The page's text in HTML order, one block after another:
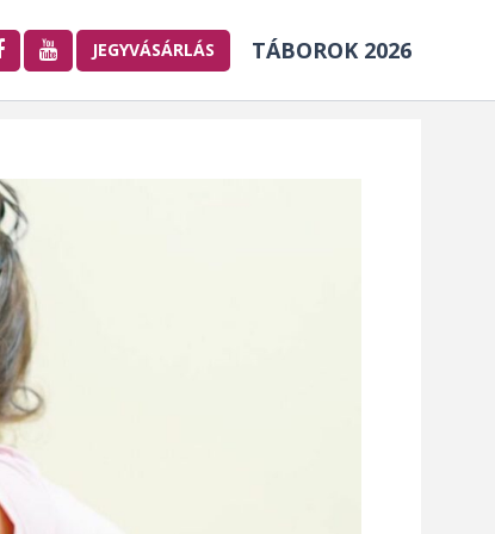
JEGYVÁSÁRLÁS TÁBOROK 2026